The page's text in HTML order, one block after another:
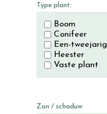
Type plant:
Boom
Conifeer
Een-tweejarig
Heester
Vaste plant
Zon / schaduw: